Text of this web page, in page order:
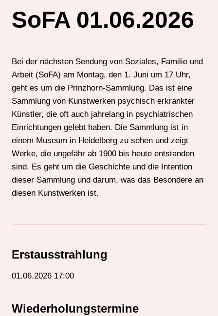
SoFA 01.06.2026
Bei der nächsten Sendung von Soziales, Familie und
Arbeit (SoFA) am Montag, den 1. Juni um 17 Uhr,
geht es um die Prinzhorn-Sammlung. Das ist eine
Sammlung von Kunstwerken psychisch erkrankter
Künstler, die oft auch jahrelang in psychiatrischen
Einrichtungen gelebt haben. Die Sammlung ist in
einem Museum in Heidelberg zu sehen und zeigt
Werke, die ungefähr ab 1900 bis heute entstanden
sind. Es geht um die Geschichte und die Intention
dieser Sammlung und darum, was das Besondere an
diesen Kunstwerken ist.
Erstausstrahlung
01.06.2026 17:00
Wiederholungstermine